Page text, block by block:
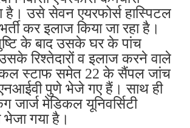
है। उसे सेवन एयरफोर्स हास्पिटल
कर इलाज किया जा रहा है।
के बाद उसके घर के पांच
रिश्तेदारों व इलाज करने वाले
स्टाफ समेत 22 के सैंपल जांच
पुणे भेजे गए हैं। साथ ही
मेडिकल यूनिवर्सिटी
गया है।